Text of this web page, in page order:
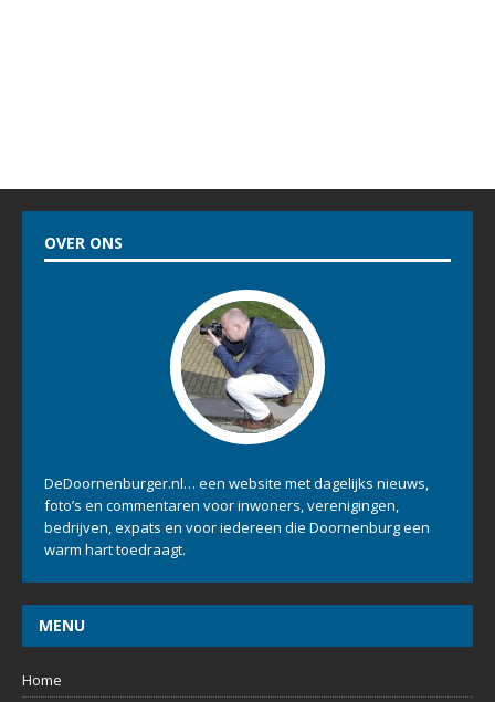
OVER ONS
DeDoornenburger.nl… een website met dagelijks nieuws,
foto’s en commentaren voor inwoners, verenigingen,
bedrijven, expats en voor iedereen die Doornenburg een
warm hart toedraagt.
MENU
Home